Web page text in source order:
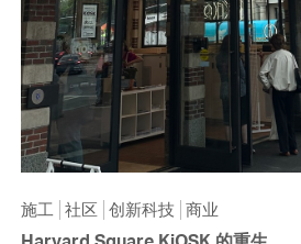
施工 社区 创新科技 商业